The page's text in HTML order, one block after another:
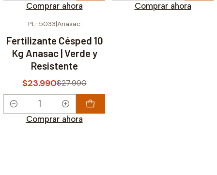
Comprar ahora Comprar ahora
PL-5033|Anasac
Fertilizante Césped 10
Kg Anasac | Verde y
Resistente
$23.990$27.990
Cantidad
Comprar ahora